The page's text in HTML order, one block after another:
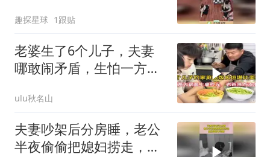
趣探星球 1跟贴
老婆生了6个儿子，夫妻
哪敢闹矛盾，生怕一方跑
ulu秋名山
夫妻吵架后分房睡，老公
半夜偷偷把媳妇捞走，想